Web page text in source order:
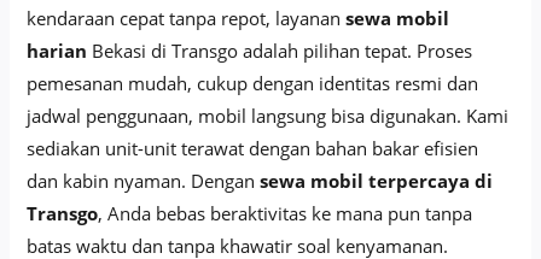
kendaraan cepat tanpa repot, layanansewa mobil
harian Bekasi di Transgo adalah pilihan tepat. Proses
pemesanan mudah, cukup dengan identitas resmi dan
jadwal penggunaan, mobil langsung bisa digunakan. Kami
sediakan unit-unit terawat dengan bahan bakar efisien
dan kabin nyaman. Dengansewa mobil terpercaya di
Transgo, Anda bebas beraktivitas ke mana pun tanpa
batas waktu dan tanpa khawatir soal kenyamanan.